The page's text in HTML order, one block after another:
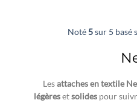
Noté5sur 5 basé
Lesattaches en textile
légèresetsolidespour